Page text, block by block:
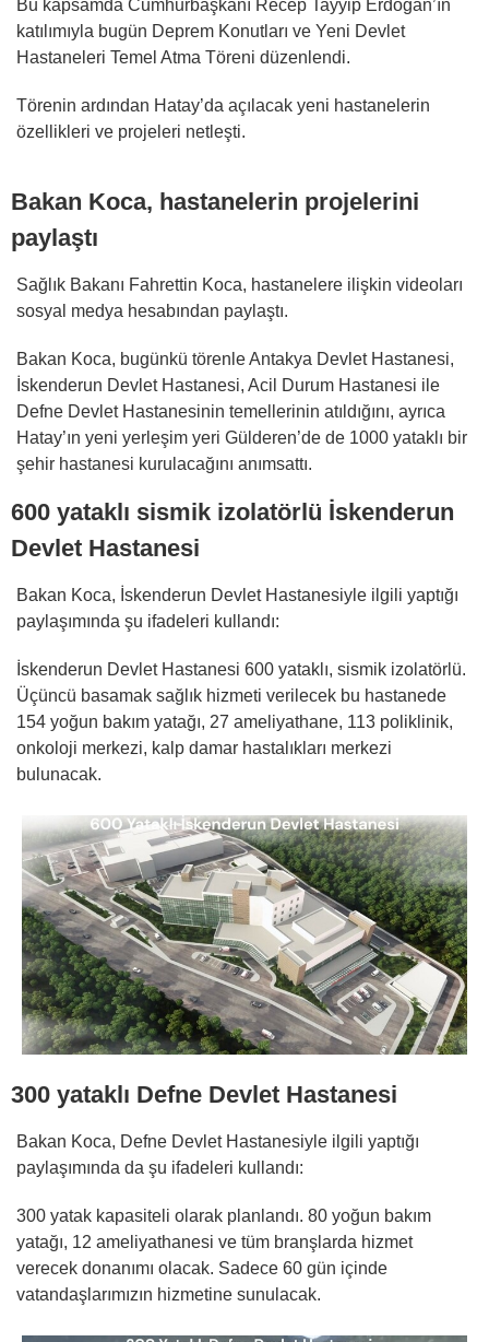
Bu kapsamda Cumhurbaşkanı Recep Tayyip Erdoğan’ın
katılımıyla bugün Deprem Konutları ve Yeni Devlet
Hastaneleri Temel Atma Töreni düzenlendi.
Törenin ardından Hatay’da açılacak yeni hastanelerin
özellikleri ve projeleri netleşti.
Bakan Koca, hastanelerin projelerini
paylaştı
Sağlık Bakanı Fahrettin Koca, hastanelere ilişkin videoları
sosyal medya hesabından paylaştı.
Bakan Koca, bugünkü törenle Antakya Devlet Hastanesi,
İskenderun Devlet Hastanesi, Acil Durum Hastanesi ile
Defne Devlet Hastanesinin temellerinin atıldığını, ayrıca
Hatay’ın yeni yerleşim yeri Gülderen’de de 1000 yataklı bir
şehir hastanesi kurulacağını anımsattı.
600 yataklı sismik izolatörlü İskenderun
Devlet Hastanesi
Bakan Koca, İskenderun Devlet Hastanesiyle ilgili yaptığı
paylaşımında şu ifadeleri kullandı:
İskenderun Devlet Hastanesi 600 yataklı, sismik izolatörlü.
Üçüncü basamak sağlık hizmeti verilecek bu hastanede
154 yoğun bakım yatağı, 27 ameliyathane, 113 poliklinik,
onkoloji merkezi, kalp damar hastalıkları merkezi
bulunacak.
300 yataklı Defne Devlet Hastanesi
Bakan Koca, Defne Devlet Hastanesiyle ilgili yaptığı
paylaşımında da şu ifadeleri kullandı:
300 yatak kapasiteli olarak planlandı. 80 yoğun bakım
yatağı, 12 ameliyathanesi ve tüm branşlarda hizmet
verecek donanımı olacak. Sadece 60 gün içinde
vatandaşlarımızın hizmetine sunulacak.